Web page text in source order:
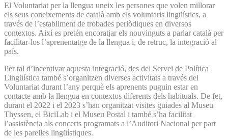
El Voluntariat per la llengua uneix les persones que volen millorar
els seus coneixements de català amb els voluntaris lingüístics, a
través de l’establiment de trobades periòdiques en diversos
contextos. Així es pretén encoratjar els nouvinguts a parlar català per
facilitar-los l’aprenentatge de la llengua i, de retruc, la integració al
país.
Per tal d’incentivar aquesta integració, des del Servei de Política
Lingüística també s’organitzen diverses activitats a través del
Voluntariat durant l’any perquè els aprenents puguin estar en
contacte amb la llengua en contextos diferents dels habituals. De fet,
durant el 2022 i el 2023 s’han organitzat visites guiades al Museu
Thyssen, el BiciLab i el Museu Postal i també s’ha facilitat
l’assistència als concerts programats a l’Auditori Nacional per part
de les parelles lingüístiques.